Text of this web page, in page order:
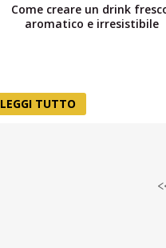
Come creare un drink
aromatico e irresistibile
LEGGI TUTTO